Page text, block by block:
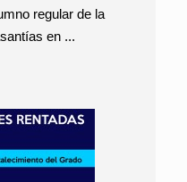
regular de la
en ...